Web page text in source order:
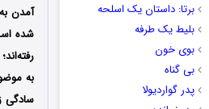
برتا: داستان یک اسلحه
بلیط یک‌‌ طرفه
بوی خون
بی گناه
پدر گواردیولا
آمدن
شده
به
سادگی